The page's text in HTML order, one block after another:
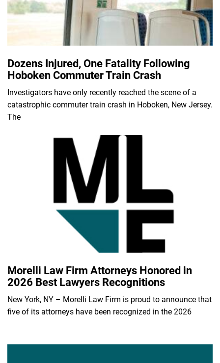
Dozens Injured, One Fatality Following
Hoboken Commuter Train Crash
Investigators have only recently reached the scene of a
catastrophic commuter train crash in Hoboken, New Jersey.
The
Morelli Law Firm Attorneys Honored in
2026 Best Lawyers Recognitions
New York, NY – Morelli Law Firm is proud to announce that
five of its attorneys have been recognized in the 2026